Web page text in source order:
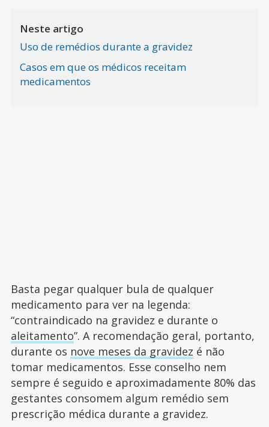
Neste artigo
Uso de remédios durante a gravidez
Casos em que os médicos receitam
medicamentos
Basta pegar qualquer bula de qualquer
medicamento para ver na legenda:
“contraindicado na gravidez e durante o
aleitamento”. A recomendação geral, portanto,
durante os nove meses da gravidez é não
tomar medicamentos. Esse conselho nem
sempre é seguido e aproximadamente 80% das
gestantes consomem algum remédio sem
prescrição médica durante a gravidez.